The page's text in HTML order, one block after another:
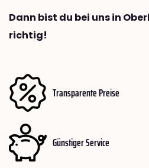
Dann bist du bei uns in
richtig!
Transparente Preise
Günstiger Service